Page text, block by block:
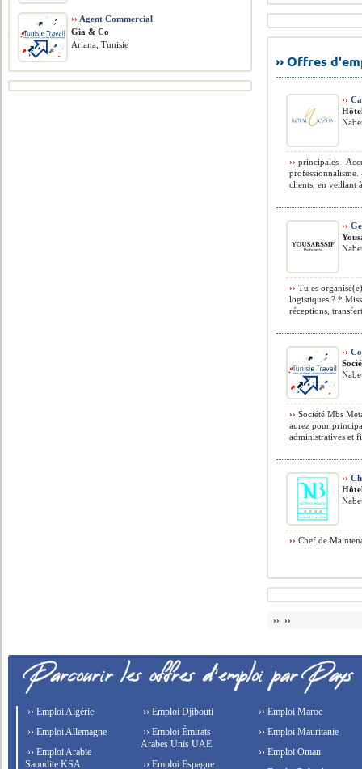
›› Offres
››
›› principales -
professionnalisme.
clients, en veillant
››
›› Tu es
logistiques ? *
réceptions,
››
›› Société Mbs
aurez pour
administratives et
››
›› Chef de
›› ››
›› Agent Commercial
Gia & Co
Ariana, Tunisie
›› Emploi Algérie
›› Emploi Allemagne
›› Emploi Arabie
Saoudite KSA
›› Emploi Djibouti
›› Emploi Émirats
Arabes Unis UAE
›› Emploi Espagne
›› Emploi Maroc
›› Emploi Mauritanie
›› Emploi Oman